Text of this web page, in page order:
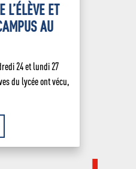
L’ÉLÈVE ET
AU
24 et lundi 27
du lycée ont vécu,